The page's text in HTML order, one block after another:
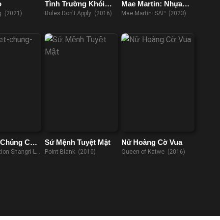
(2021)
Tình Trường Khói
Lửa
Rules Don't Apply (2016)
Mae Martin: Nhựa
cây
Mae Martin: SAP (2023)
Cận
Shangri-La
Sứ Mệnh Tuyệt Mật
Point Blank (2010)
Nữ Hoàng Cờ Vua
Queen of Katwe (2016)